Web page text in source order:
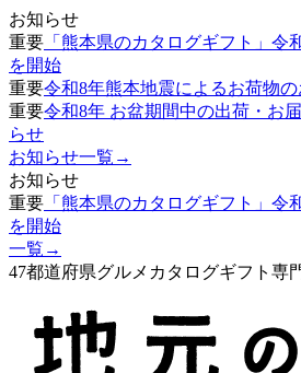
お知らせ
重要 「熊本県のカタログギフト」令
を開始
重要令和8年熊本地震によるお荷物
重要令和8年 お盆期間中の出荷・お
らせ
お知らせ一覧 →
お知らせ
重要 「熊本県のカタログギフト」令
を開始
一覧 →
47都道府県グルメカタログギフト専